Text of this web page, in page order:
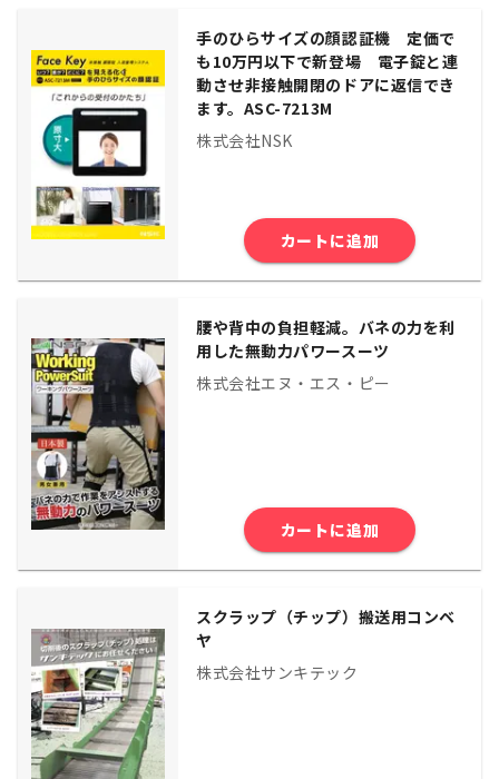
手のひらサイズの顔認証機 定価で
も10万円以下で新登場 電子錠と連
動させ非接触開閉のドアに返信でき
ます。ASC-7213M
株式会社NSK
カートに追加
腰や背中の負担軽減。バネの力を利
用した無動力パワースーツ
株式会社エヌ・エス・ピー
カートに追加
スクラップ（チップ）搬送用コンベ
ヤ
株式会社サンキテック